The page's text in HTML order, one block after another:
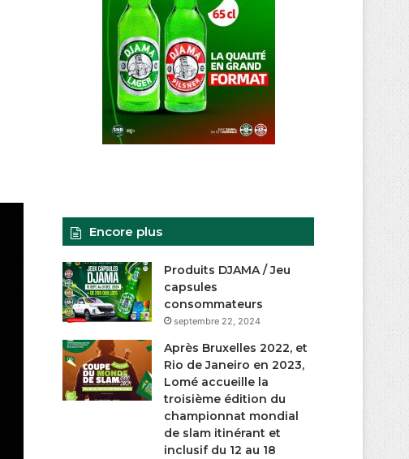
Encore plus
Produits DJAMA / Jeu
capsules
consommateurs
septembre 22, 2024
Après Bruxelles 2022, et
Rio de Janeiro en 2023,
Lomé accueille la
troisième édition du
championnat mondial
de slam itinérant et
inclusif du 12 au 18